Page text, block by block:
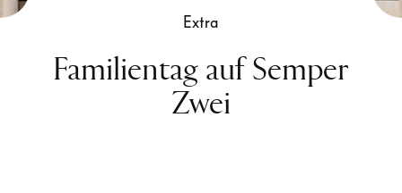
Extra
Familientag auf Semper
Zwei